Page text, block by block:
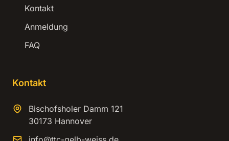
Kontakt
Anmeldung
FAQ
Kontakt
Bischofsholer Damm 121
30173 Hannover